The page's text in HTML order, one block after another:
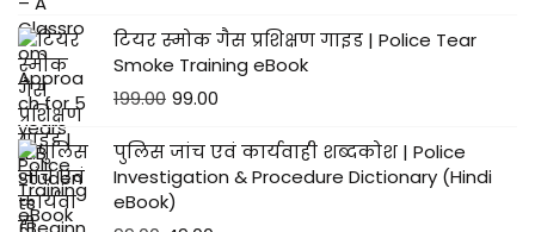
टियर स्मोक गैस प्रशिक्षण गाइड | Police Tear
Smoke Training eBook
199.00 99.00
पुलिस जांच एवं कार्यवाही शब्दकोश | Police
Investigation & Procedure Dictionary (Hindi
eBook)